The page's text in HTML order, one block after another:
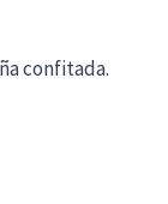
confitada.